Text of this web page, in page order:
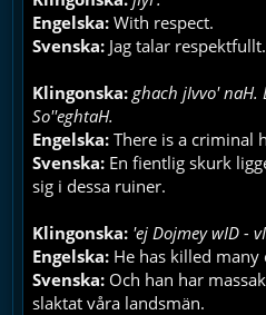
Engelska: With respect.
Svenska: Jag talar respektfullt.
Klingonska:ghach jIvvo' naH.
So''eghtaH.
Engelska:There is a criminal
Svenska: En fientlig skurk
sig i dessa ruiner.
Klingonska: 'ej Dojmey wID -
Engelska: He has killed
Svenska: Och han har
slaktat våra landsmän.